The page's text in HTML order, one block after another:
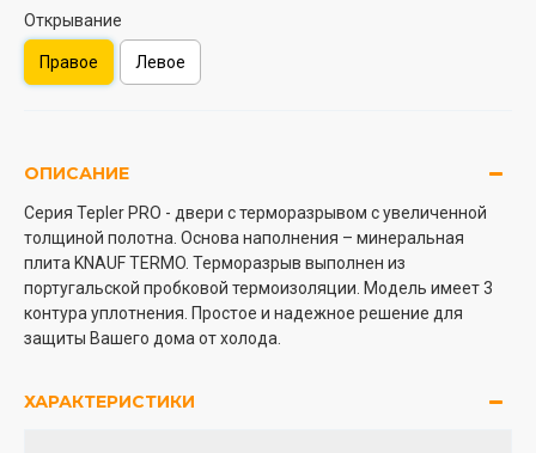
Открывание
Правое Левое
ОПИСАНИЕ
Серия Tepler PRO - двери с терморазрывом c увеличенной
толщиной полотна. Основа наполнения – минеральная
плита KNAUF TERMO. Терморазрыв выполнен из
португальской пробковой термоизоляции. Модель имеет 3
контура уплотнения. Простое и надежное решение для
защиты Вашего дома от холода.
ХАРАКТЕРИСТИКИ